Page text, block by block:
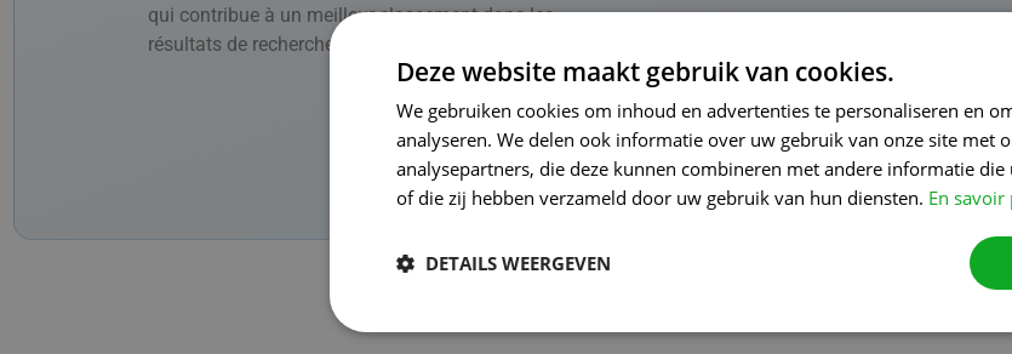
qui contribue à un meilleur classement dans les
résultats de recherche locaux.
VOTRE CONSEIL PERSONNEL ?
Deze website maakt gebruik van cookies.
We gebruiken cookies om inhoud en advertenties te personaliseren en
analyseren. We delen ook informatie over uw gebruik van onze site met
analysepartners, die deze kunnen combineren met andere informatie
of die zij hebben verzameld door uw gebruik van hun diensten. En savoir
DETAILS WEERGEVEN